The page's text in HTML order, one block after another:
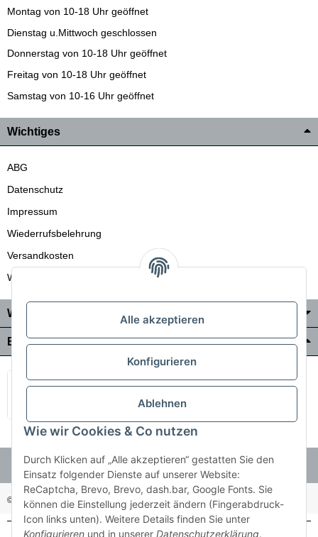
Montag von 10-18 Uhr geöffnet
Dienstag u.Mittwoch geschlossen
Donnerstag von 10-18 Uhr geöffnet
Freitag von 10-18 Uhr geöffnet
Samstag von 10-16 Uhr geöffnet
Wichtiges
ABG
Datenschutz
Impressum
Wiederrufsbelehrung
Versandkosten
Wir liefern auch in die Schweiz
Wo Sie uns finden
Bezahlung & Versand
© Holzner-Trading GmbH&Co KG Besucherzähler: 3511255
Alle akzeptieren
Konfigurieren
Ablehnen
Wie wir Cookies & Co nutzen
Durch Klicken auf „Alle akzeptieren“ gestatten Sie den
Einsatz folgender Dienste auf unserer Website:
ReCaptcha, Brevo, Brevo, dash.bar, Google Fonts. Sie
können die Einstellung jederzeit ändern (Fingerabdruck-
Icon links unten). Weitere Details finden Sie unter
Konfigurieren und in unserer Datenschutzerklärung.